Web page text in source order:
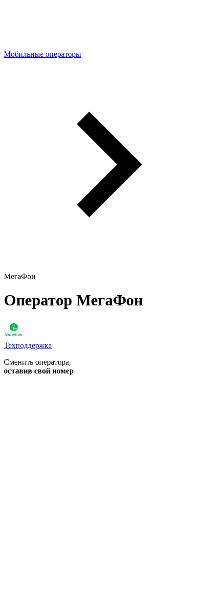
Мобильные операторы
МегаФон
Оператор МегаФон
Техподдержка
Сменить оператора,
оставив свой номер